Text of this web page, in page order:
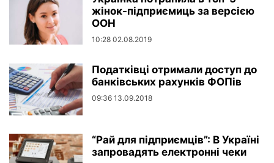
жінок-підприємиць за версією
ООН
10:28 02.08.2019
Податківці отримали доступ до
банківських рахунків ФОПів
09:36 13.09.2018
“Рай для підприємців”: В Україні
запровадять електронні чеки